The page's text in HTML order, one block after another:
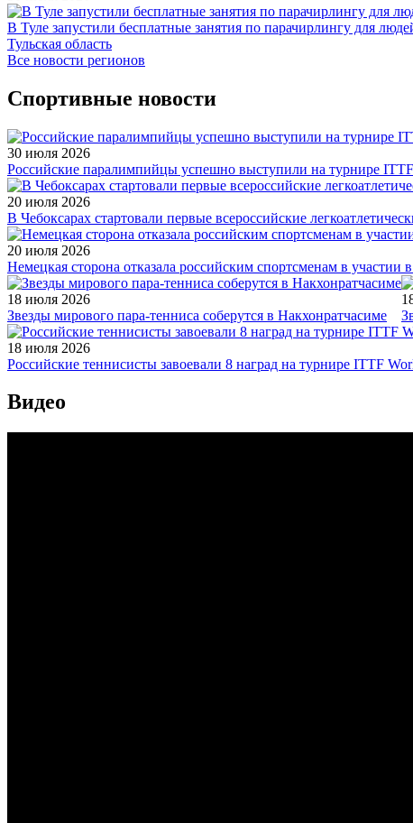
В Туле запустили бесплатные занятия по парачирлингу для
Тульская область
Все новости регионов
Спортивные новости
30 июля 2026
Российские паралимпийцы успешно выступили на турнире
20 июля 2026
В Чебоксарах стартовали первые всероссийские
20 июля 2026
Немецкая сторона отказала российским спортсменам в
18 июля 2026
Звезды мирового пара-тенниса соберутся в Накхонратчасиме
18 июля 2026
Российские теннисисты завоевали 8 наград на турнире ITTF
Видео